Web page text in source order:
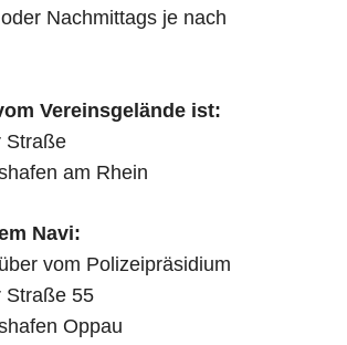
Nachmittags je nach
Vereinsgelände ist:
Straße
am Rhein
Navi:
vom Polizeipräsidium
Straße 55
Oppau